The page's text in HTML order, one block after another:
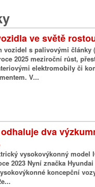
ve světě
vozidel s palivovými články
2025 meziroční růst,
elektromobily či
V...
dva
vysokovýkonný model
2023 Nyní značka
koncepční